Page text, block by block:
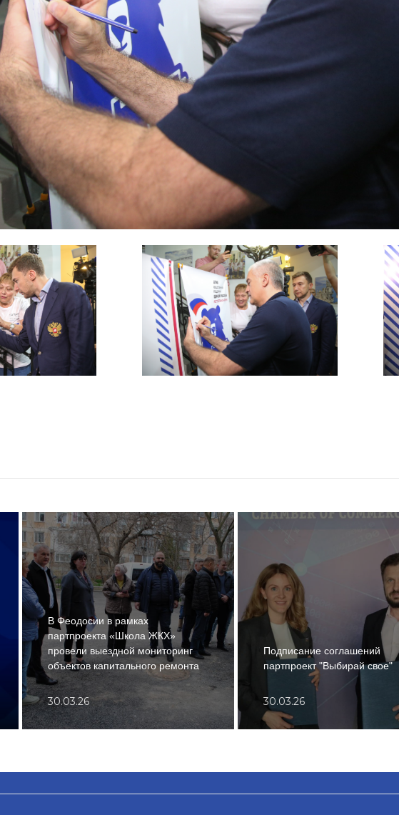
В Феодосии в рамках
партпроекта «Школа ЖКХ»
провели выездной мониторинг
объектов капитального ремонта
30.03.26
Подписание соглашений
партпроект "Выбирай свое"
30.03.26